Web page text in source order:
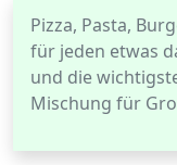
Pizza, Pasta,
für jeden etwas
und die
Mischung für